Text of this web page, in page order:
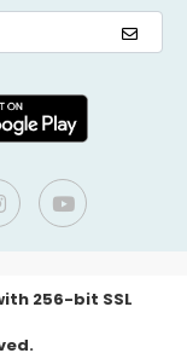
256-bit SSL